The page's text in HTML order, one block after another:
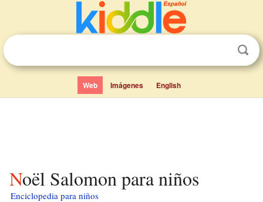
Web Imágenes English
Noël Salomon para niños
Enciclopedia para niños